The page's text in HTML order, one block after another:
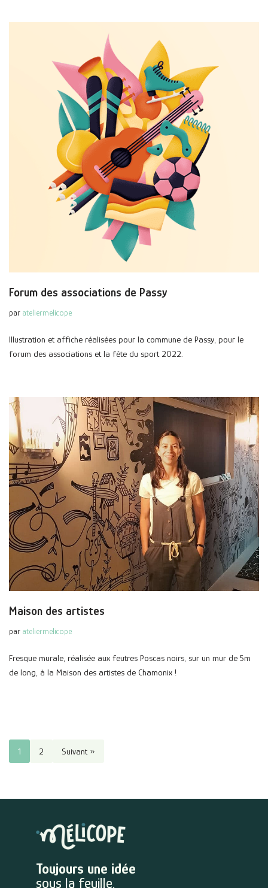
Forum des associations de Passy
par ateliermelicope
Illustration et affiche réalisées pour la commune de Passy, pour le
forum des associations et la fête du sport 2022.
Maison des artistes
par ateliermelicope
Fresque murale, réalisée aux feutres Poscas noirs, sur un mur de 5m
de long, à la Maison des artistes de Chamonix !
1 2 Suivant »
Toujours une idée
sous la feuille.